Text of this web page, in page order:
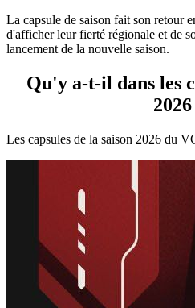
La capsule de saison fait son retour
d'afficher leur fierté régionale et de
lancement de la nouvelle saison.
Qu'y a-t-il dans les
Les capsules de la saison 2026 du